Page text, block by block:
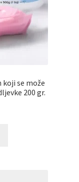
se može
200 gr.